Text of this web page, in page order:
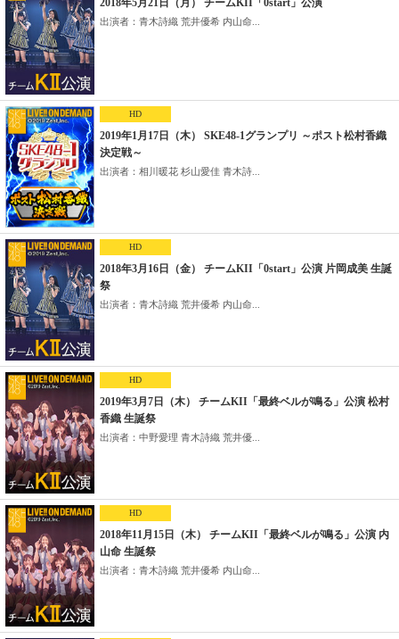
2018年5月21日（月） チームKII「0start」公演
出演者：青木詩織 荒井優希 内山命...
HD
2019年1月17日（木） SKE48-1グランプリ ～ポスト松村香織
決定戦～
出演者：相川暖花 杉山愛佳 青木詩...
HD
2018年3月16日（金） チームKII「0start」公演 片岡成美 生誕
祭
出演者：青木詩織 荒井優希 内山命...
HD
2019年3月7日（木） チームKII「最終ベルが鳴る」公演 松村
香織 生誕祭
出演者：中野愛理 青木詩織 荒井優...
HD
2018年11月15日（木） チームKII「最終ベルが鳴る」公演 内
山命 生誕祭
出演者：青木詩織 荒井優希 内山命...